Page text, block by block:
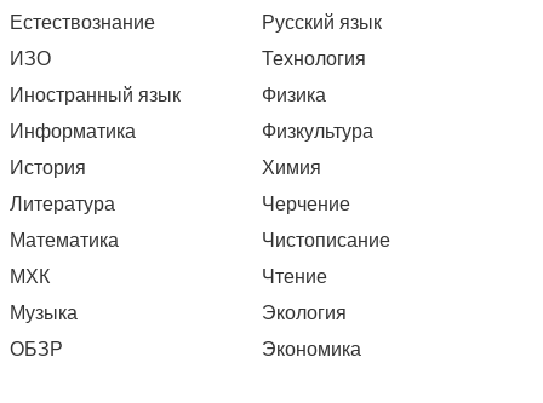
Естествознание
ИЗО
Иностранный язык
Информатика
История
Литература
Математика
МХК
Музыка
ОБЗР
Русский язык
Технология
Физика
Физкультура
Химия
Черчение
Чистописание
Чтение
Экология
Экономика